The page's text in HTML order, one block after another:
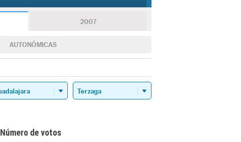
2007
AUTONÓMICAS
Número de votos